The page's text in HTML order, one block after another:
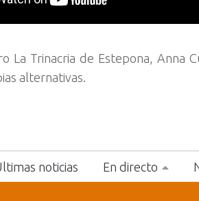
La Trinacria de Estepona, Anna
alternativas.
noticias En directo